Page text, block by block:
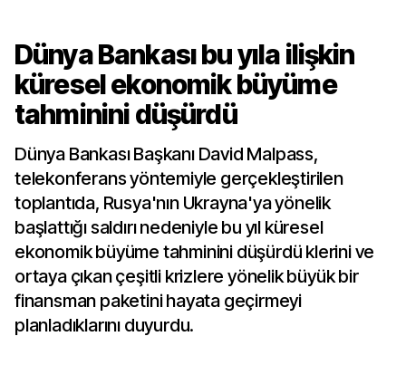
Dünya Bankası bu yıla ilişkin
küresel ekonomik büyüme
tahminini düşürdü
Dünya Bankası Başkanı David Malpass,
telekonferans yöntemiyle gerçekleştirilen
toplantıda, Rusya'nın Ukrayna'ya yönelik
başlattığı saldırı nedeniyle bu yıl küresel
ekonomik büyüme tahminini düşürdü klerini ve
ortaya çıkan çeşitli krizlere yönelik büyük bir
finansman paketini hayata geçirmeyi
planladıklarını duyurdu.